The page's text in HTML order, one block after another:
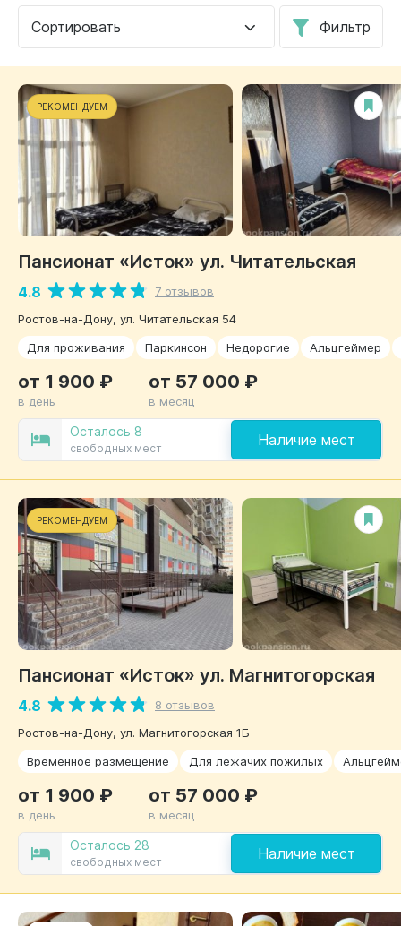
Сортировать Фильтр
РЕКОМЕНДУЕМ
Пансионат «Исток» ул. Читательская
4.8
7 отзывов
Ростов-на-Дону, ул. Читательская 54
Для проживания
Паркинсон Недорогие Альцгеймер
Осталось 8
свободных мест Наличие мест
от 1 900 ₽
в день
от 57 000 ₽
в месяц
РЕКОМЕНДУЕМ
Пансионат «Исток» ул. Магнитогорская
4.8
8 отзывов
Ростов-на-Дону, ул. Магнитогорская 1Б
Временное размещение
Для лежачих пожилых
Осталось 28
свободных мест Наличие мест
от 1 900 ₽
в день
от 57 000 ₽
в месяц